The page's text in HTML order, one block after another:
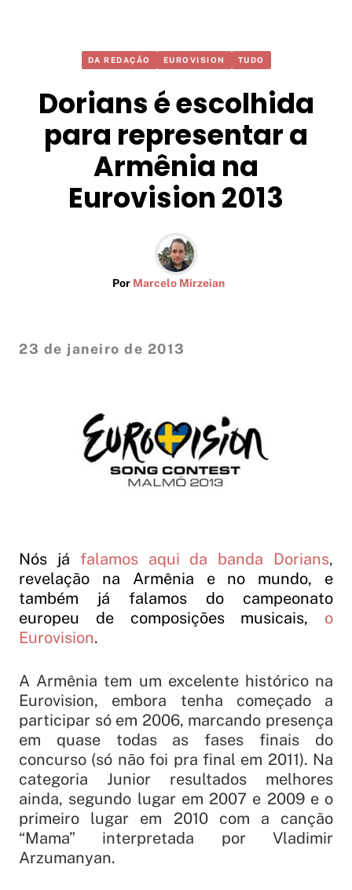
DA REDAÇÃO EUROVISION TUDO
Dorians é escolhida
para representar a
Armênia na
Eurovision 2013
Por Marcelo Mirzeian
23 de janeiro de 2013
Nós já falamos aqui da banda Dorians,
revelação na Armênia e no mundo, e
também já falamos do campeonato
europeu de composições musicais,
o
Eurovision.
A Armênia tem um excelente histórico na
Eurovision, embora tenha começado a
participar só em 2006, marcando presença
em quase todas as fases finais do
concurso (só não foi pra final em 2011). Na
categoria Junior resultados melhores
ainda, segundo lugar em 2007 e 2009 e o
primeiro lugar em 2010 com a canção
“Mama” interpretada por Vladimir
Arzumanyan.